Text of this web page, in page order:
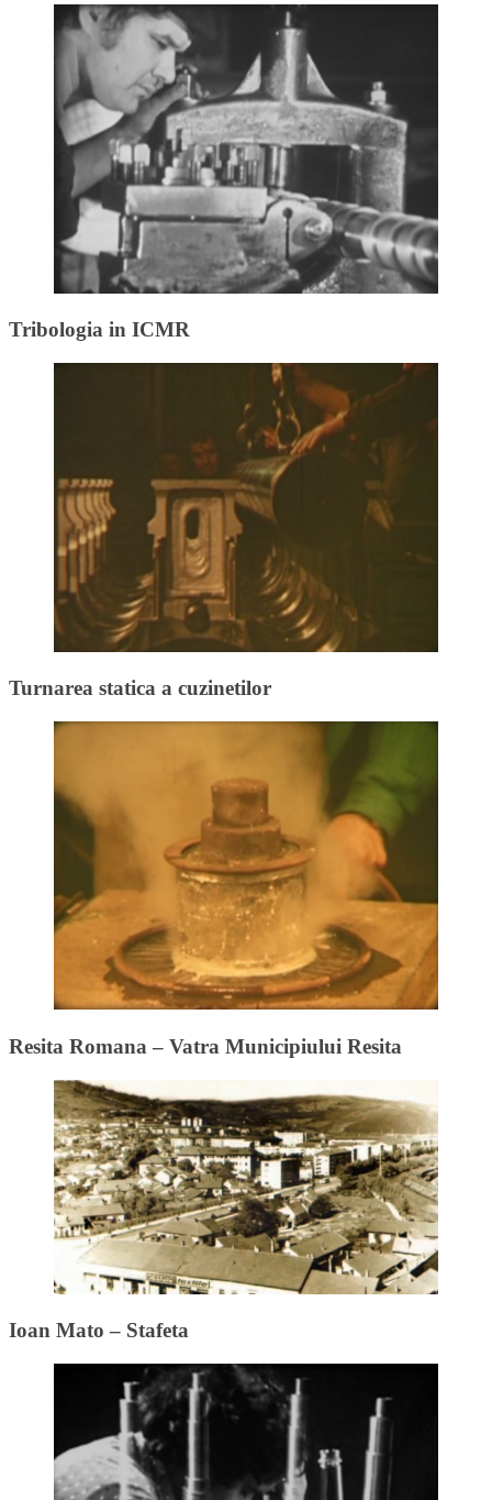
Tribologia in ICMR
Turnarea statica a cuzinetilor
Resita Romana – Vatra Municipiului Resita
Ioan Mato – Stafeta